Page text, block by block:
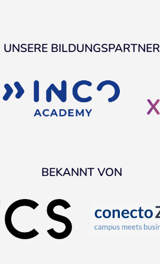
UNSERE BILDUNGSPARTNER
BEKANNT VON